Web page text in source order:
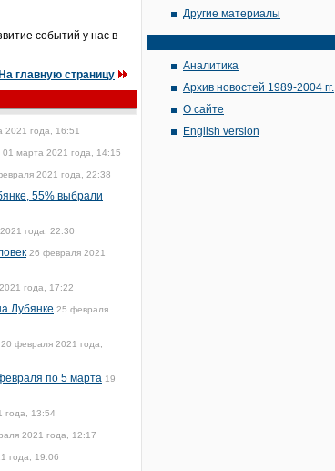
событий у нас в
На главную страницу
2021 года, 16:51
01 марта 2021 года, 14:15
2021 года, 22:38
55% выбрали
года, 22:30
26 февраля 2021
года, 17:22
Лубянке 25 февраля
20 февраля 2021 года,
по 5 марта 19
года, 13:54
2021 года, 12:17
года, 19:06
Другие материалы
Аналитика
Архив новостей 1989-2004 гг.
О сайте
English version